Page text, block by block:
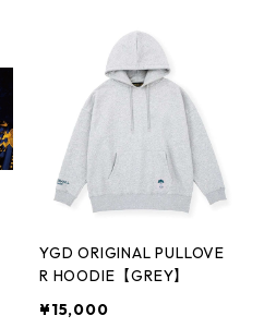
YGD ORIGINAL PULLOVE
R HOODIE【GREY】
¥15,000